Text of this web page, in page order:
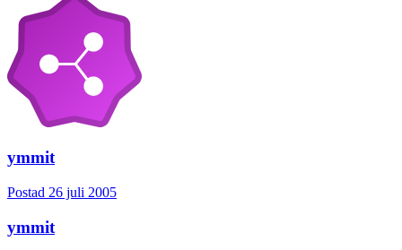
ymmit
Postad 26 juli 2005
ymmit